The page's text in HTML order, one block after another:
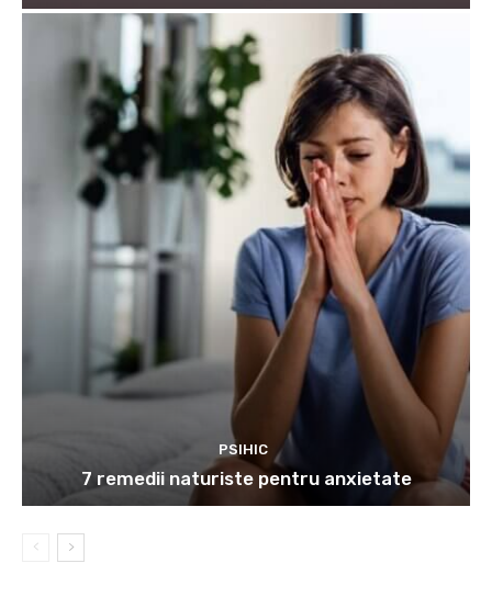
PSIHIC
7 remedii naturiste pentru anxietate